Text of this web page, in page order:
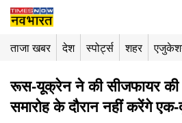
ताजा खबर देश स्पोर्ट्स शहर
रूस-यूक्रेन ने की सीजफायर की
समारोह के दौरान नहीं करेंगे